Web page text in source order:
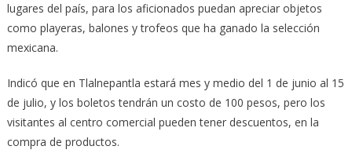
lugares del país, para los aficionados puedan apreciar objetos
como playeras, balones y trofeos que ha ganado la selección
mexicana.
Indicó que en Tlalnepantla estará mes y medio del 1 de junio al 15
de julio, y los boletos tendrán un costo de 100 pesos, pero los
visitantes al centro comercial pueden tener descuentos, en la
compra de productos.